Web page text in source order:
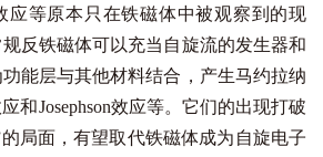
应等原本只在铁磁体中被观察到的现
反铁磁体可以充当自旋流的发生器和
能层与其他材料结合，产生马约拉纳
和Josephson效应等。它们的出现打破
局面，有望取代铁磁体成为自旋电子